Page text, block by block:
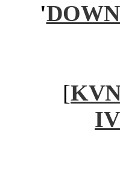
'
[
IV